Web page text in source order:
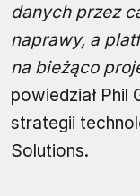
danych przez
naprawy, a
na bieżąco
powiedział Phil
strategii
Solutions.